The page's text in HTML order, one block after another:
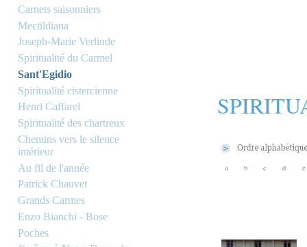
Carnets saisonniers
Mectildiana
Joseph-Marie Verlinde
Spiritualité du Carmel
Sant'Egidio
Spiritualité cistercienne
Henri Caffarel
Spiritualité des chartreux
Chemins vers le silence
intérieur
Au fil de l'année
Patrick Chauvet
Grands Carmes
Enzo Bianchi - Bose
Poches
a b c d e